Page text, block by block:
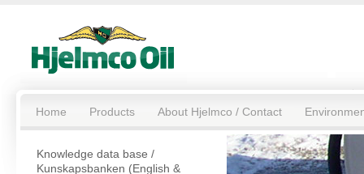
Home Products About Hjelmco / Contact
Knowledge data base /
Kunskapsbanken (English &